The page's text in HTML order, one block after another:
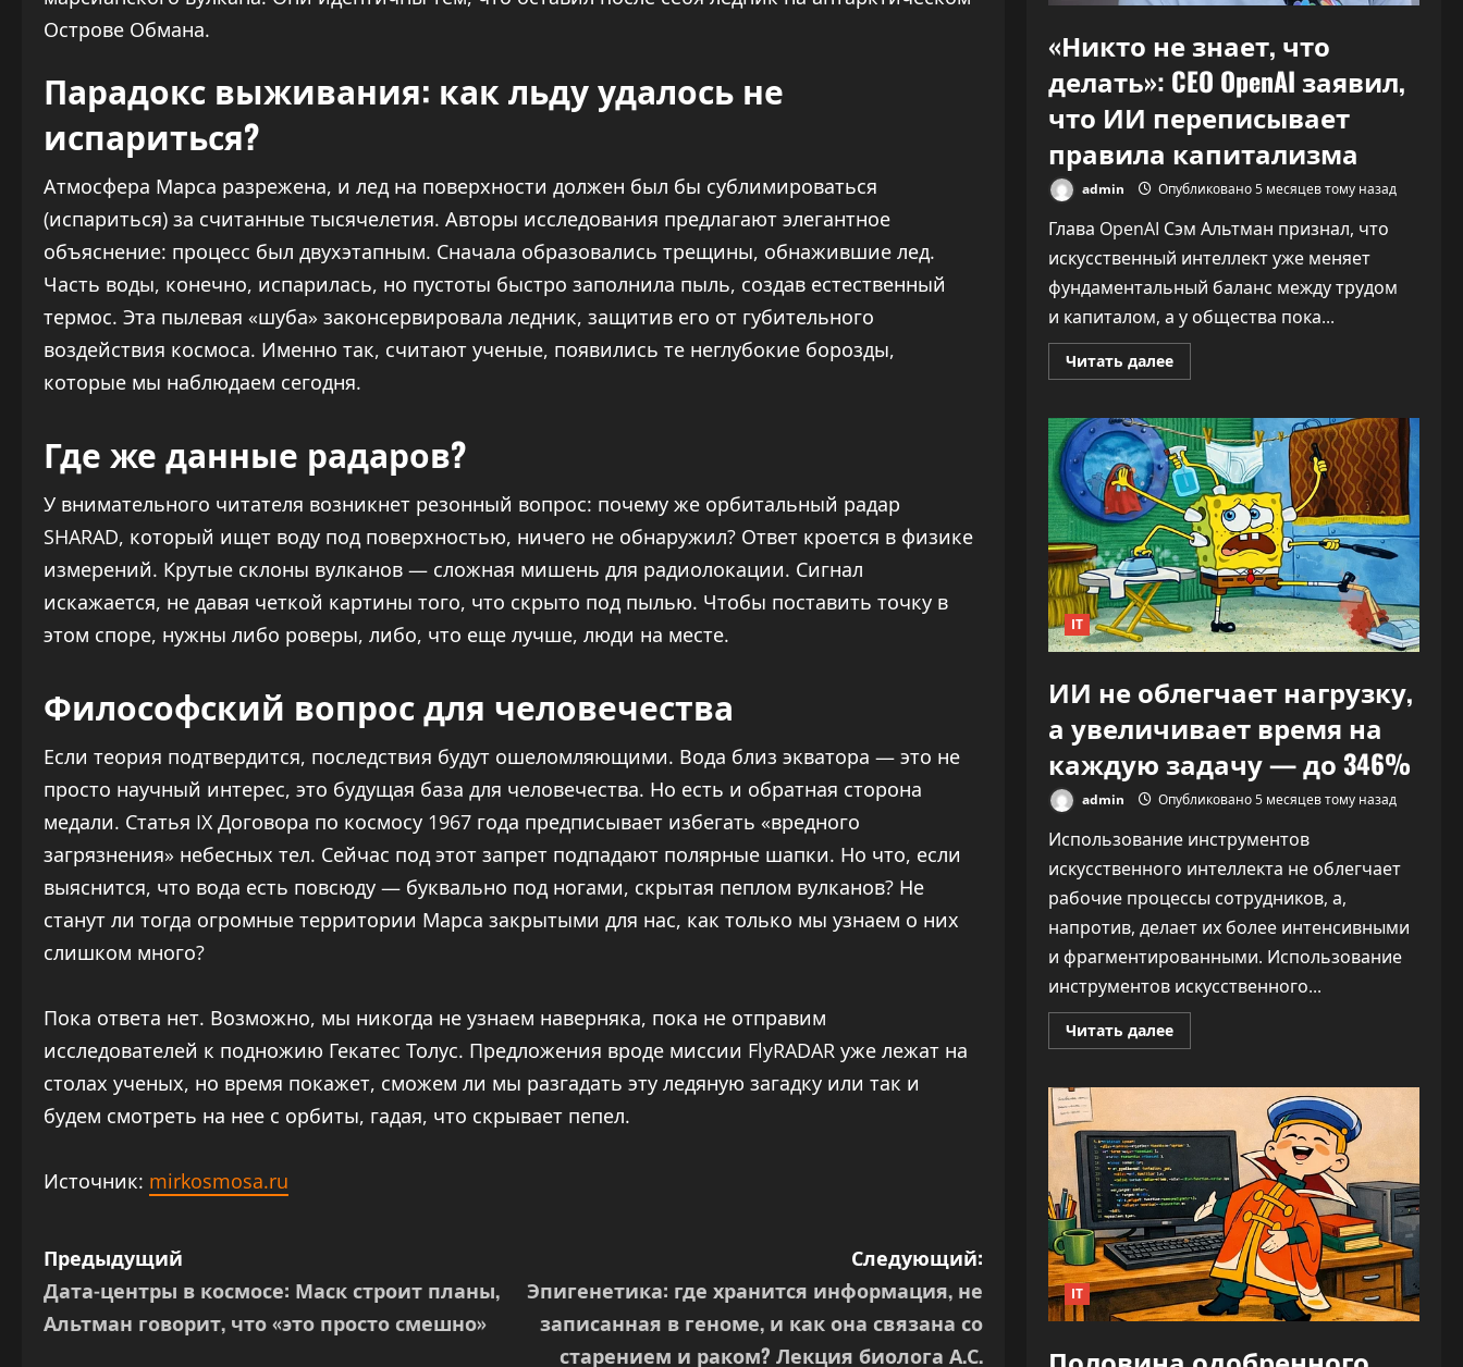
Острове Обмана.
Парадокс выживания: как льду удалось не
испариться?
Атмосфера Марса разрежена, и лед на поверхности должен был бы сублимироваться
(испариться) за считанные тысячелетия. Авторы исследования предлагают элегантное
объяснение: процесс был двухэтапным. Сначала образовались трещины, обнажившие лед.
Часть воды, конечно, испарилась, но пустоты быстро заполнила пыль, создав естественный
термос. Эта пылевая «шуба» законсервировала ледник, защитив его от губительного
воздействия космоса. Именно так, считают ученые, появились те неглубокие борозды,
которые мы наблюдаем сегодня.
Где же данные радаров?
У внимательного читателя возникнет резонный вопрос: почему же орбитальный радар
SHARAD, который ищет воду под поверхностью, ничего не обнаружил? Ответ кроется в физике
измерений. Крутые склоны вулканов — сложная мишень для радиолокации. Сигнал
искажается, не давая четкой картины того, что скрыто под пылью. Чтобы поставить точку в
этом споре, нужны либо роверы, либо, что еще лучше, люди на месте.
Философский вопрос для человечества
Если теория подтвердится, последствия будут ошеломляющими. Вода близ экватора — это не
просто научный интерес, это будущая база для человечества. Но есть и обратная сторона
медали. Статья IX Договора по космосу 1967 года предписывает избегать «вредного
загрязнения» небесных тел. Сейчас под этот запрет подпадают полярные шапки. Но что, если
выяснится, что вода есть повсюду — буквально под ногами, скрытая пеплом вулканов? Не
станут ли тогда огромные территории Марса закрытыми для нас, как только мы узнаем о них
слишком много?
Пока ответа нет. Возможно, мы никогда не узнаем наверняка, пока не отправим
исследователей к подножию Гекатес Толус. Предложения вроде миссии FlyRADAR уже лежат на
столах ученых, но время покажет, сможем ли мы разгадать эту ледяную загадку или так и
будем смотреть на нее с орбиты, гадая, что скрывает пепел.
Источник: mirkosmosa.ru
Н
а
Предыдущий
Дата-центры в космосе: Маск строит планы,
Альтман говорит, что «это просто смешно»
Следующий:
Эпигенетика: где хранится информация, не
записанная в геноме, и как она связана со
старением и раком? Лекция биолога А.С.
«Никто не знает, что
делать»: CEO OpenAI заявил,
что ИИ переписывает
правила капитализма
admin Опубликовано 5 месяцев тому назад
Глава OpenAI Сэм Альтман признал, что
искусственный интеллект уже меняет
фундаментальный баланс между трудом
и капиталом, а у общества пока...
Читать далееПрочитать
больше
не
знает,
что
делать»:
CEO
OpenAI
заявил,
что
ИИ
переписывает
правила
капитализма
IT
ИИ не облегчает нагрузку,
а увеличивает время на
каждую задачу — до 346%
admin Опубликовано 5 месяцев тому назад
Использование инструментов
искусственного интеллекта не облегчает
рабочие процессы сотрудников, а,
напротив, делает их более интенсивными
и фрагментированными. Использование
инструментов искусственного...
Читать далееПрочитать
больше
не
а
увеличивает
на
каждую
задачу
—
до
346%
IT